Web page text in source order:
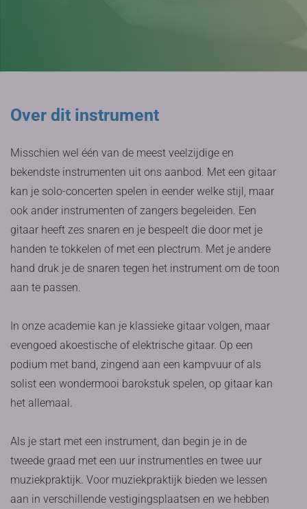
Over dit instrument
Misschien wel één van de meest veelzijdige en
bekendste instrumenten uit ons aanbod. Met een gitaar
kan je solo-concerten spelen in eender welke stijl, maar
ook ander instrumenten of zangers begeleiden. Een
gitaar heeft zes snaren en je bespeelt die door met je
handen te tokkelen of met een plectrum. Met je andere
hand druk je de snaren tegen het instrument om de toon
aan te passen.
In onze academie kan je klassieke gitaar volgen, maar
evengoed akoestische of elektrische gitaar. Op een
podium met band, zingend aan een kampvuur of als
solist een wondermooi barokstuk spelen, op gitaar kan
het allemaal.
Als je start met een instrument, dan begin je in de
tweede graad met een uur instrumentles en twee uur
muziekpraktijk. Voor muziekpraktijk bieden we lessen
aan in verschillende vestigingsplaatsen en we hebben